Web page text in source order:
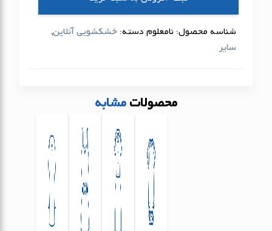
شناسه محصول: نامعلوم دسته: خشکشویی آنلاین,
سایر
محصولاتمشابه